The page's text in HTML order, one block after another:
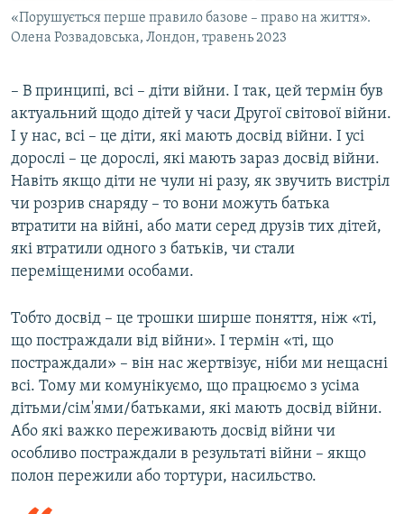
«Порушується перше правило базове – право на життя».
Олена Розвадовська, Лондон, травень 2023
– В принципі, всі – діти війни. І так, цей термін був
актуальний щодо дітей у часи Другої світової війни.
І у нас, всі – це діти, які мають досвід війни. І усі
дорослі – це дорослі, які мають зараз досвід війни.
Навіть якщо діти не чули ні разу, як звучить вистріл
чи розрив снаряду – то вони можуть батька
втратити на війні, або мати серед друзів тих дітей,
які втратили одного з батьків, чи стали
переміщеними особами.
Тобто досвід – це трошки ширше поняття, ніж «ті,
що постраждали від війни». І термін «ті, що
постраждали» – він нас жертвізує, ніби ми нещасні
всі. Тому ми комунікуємо, що працюємо з усіма
дітьми/сім'ями/батьками, які мають досвід війни.
Або які важко переживають досвід війни чи
особливо постраждали в результаті війни – якщо
полон пережили або тортури, насильство.